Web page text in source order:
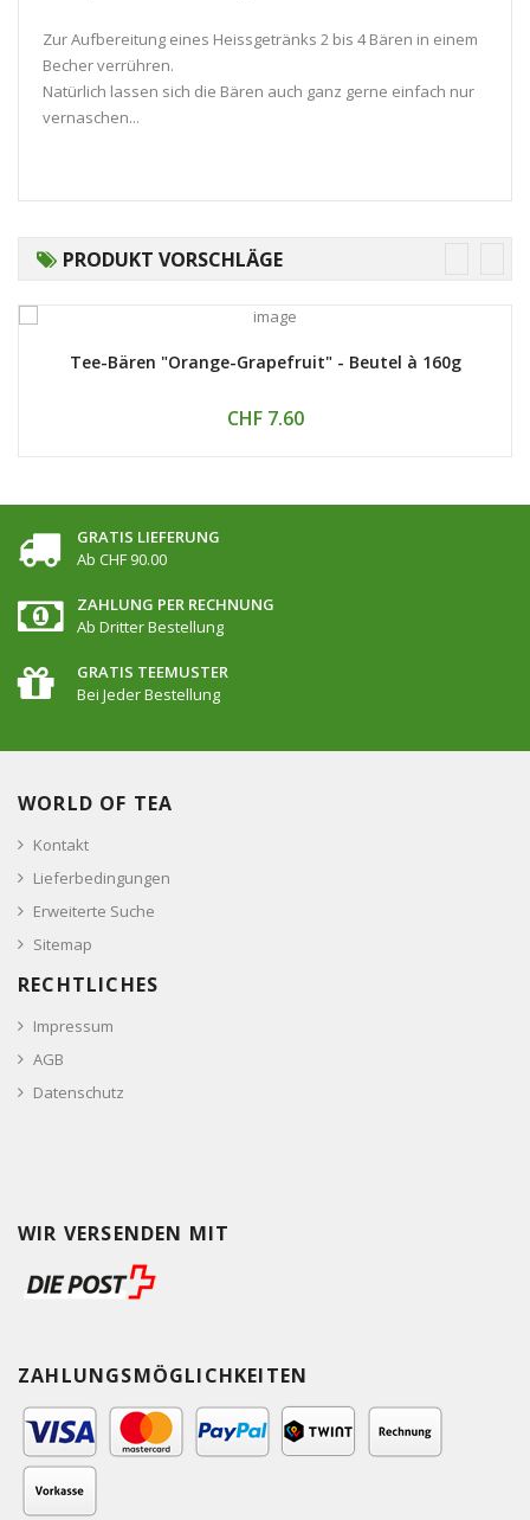
Zur Aufbereitung eines Heissgetränks 2 bis 4 Bären in einem
Becher verrühren.
Natürlich lassen sich die Bären auch ganz gerne einfach nur
vernaschen...
PRODUKT VORSCHLÄGE
Tee-Bären "Orange-Grapefruit" - Beutel à 160g
CHF 7.60
GRATIS LIEFERUNG
Ab CHF 90.00
ZAHLUNG PER RECHNUNG
Ab Dritter Bestellung
GRATIS TEEMUSTER
Bei Jeder Bestellung
WORLD OF TEA
Kontakt
Lieferbedingungen
Erweiterte Suche
Sitemap
RECHTLICHES
Impressum
AGB
Datenschutz
WIR VERSENDEN MIT
ZAHLUNGSMÖGLICHKEITEN